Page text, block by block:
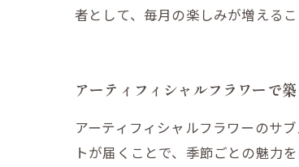
者として、毎月の楽しみが増える
アーティフィシャルフラワーで
アーティフィシャルフラワーのサ
トが届くことで、季節ごとの魅力